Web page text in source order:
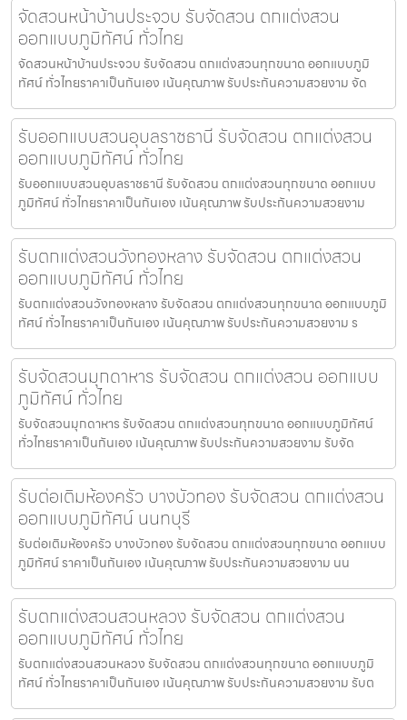
จัดสวนหน้าบ้านประจวบ รับจัดสวน ตกแต่งสวน
ออกแบบภูมิทัศน์ ทั่วไทย
จัดสวนหน้าบ้านประจวบ รับจัดสวน ตกแต่งสวนทุกขนาด ออกแบบภูมิ
ทัศน์ ทั่วไทยราคาเป็นกันเอง เน้นคุณภาพ รับประกันความสวยงาม จัด
รับออกแบบสวนอุบลราชธานี รับจัดสวน ตกแต่งสวน
ออกแบบภูมิทัศน์ ทั่วไทย
รับออกแบบสวนอุบลราชธานี รับจัดสวน ตกแต่งสวนทุกขนาด ออกแบบ
ภูมิทัศน์ ทั่วไทยราคาเป็นกันเอง เน้นคุณภาพ รับประกันความสวยงาม
รับตกแต่งสวนวังทองหลาง รับจัดสวน ตกแต่งสวน
ออกแบบภูมิทัศน์ ทั่วไทย
รับตกแต่งสวนวังทองหลาง รับจัดสวน ตกแต่งสวนทุกขนาด ออกแบบภูมิ
ทัศน์ ทั่วไทยราคาเป็นกันเอง เน้นคุณภาพ รับประกันความสวยงาม ร
รับจัดสวนมุกดาหาร รับจัดสวน ตกแต่งสวน ออกแบบ
ภูมิทัศน์ ทั่วไทย
รับจัดสวนมุกดาหาร รับจัดสวน ตกแต่งสวนทุกขนาด ออกแบบภูมิทัศน์
ทั่วไทยราคาเป็นกันเอง เน้นคุณภาพ รับประกันความสวยงาม รับจัด
รับต่อเติมห้องครัว บางบัวทอง รับจัดสวน ตกแต่งสวน
ออกแบบภูมิทัศน์ นนทบุรี
รับต่อเติมห้องครัว บางบัวทอง รับจัดสวน ตกแต่งสวนทุกขนาด ออกแบบ
ภูมิทัศน์ ราคาเป็นกันเอง เน้นคุณภาพ รับประกันความสวยงาม นน
รับตกแต่งสวนสวนหลวง รับจัดสวน ตกแต่งสวน
ออกแบบภูมิทัศน์ ทั่วไทย
รับตกแต่งสวนสวนหลวง รับจัดสวน ตกแต่งสวนทุกขนาด ออกแบบภูมิ
ทัศน์ ทั่วไทยราคาเป็นกันเอง เน้นคุณภาพ รับประกันความสวยงาม รับต